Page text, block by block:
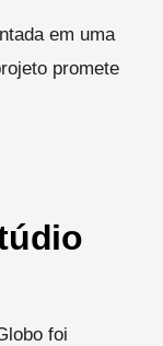
em uma
promete
foi